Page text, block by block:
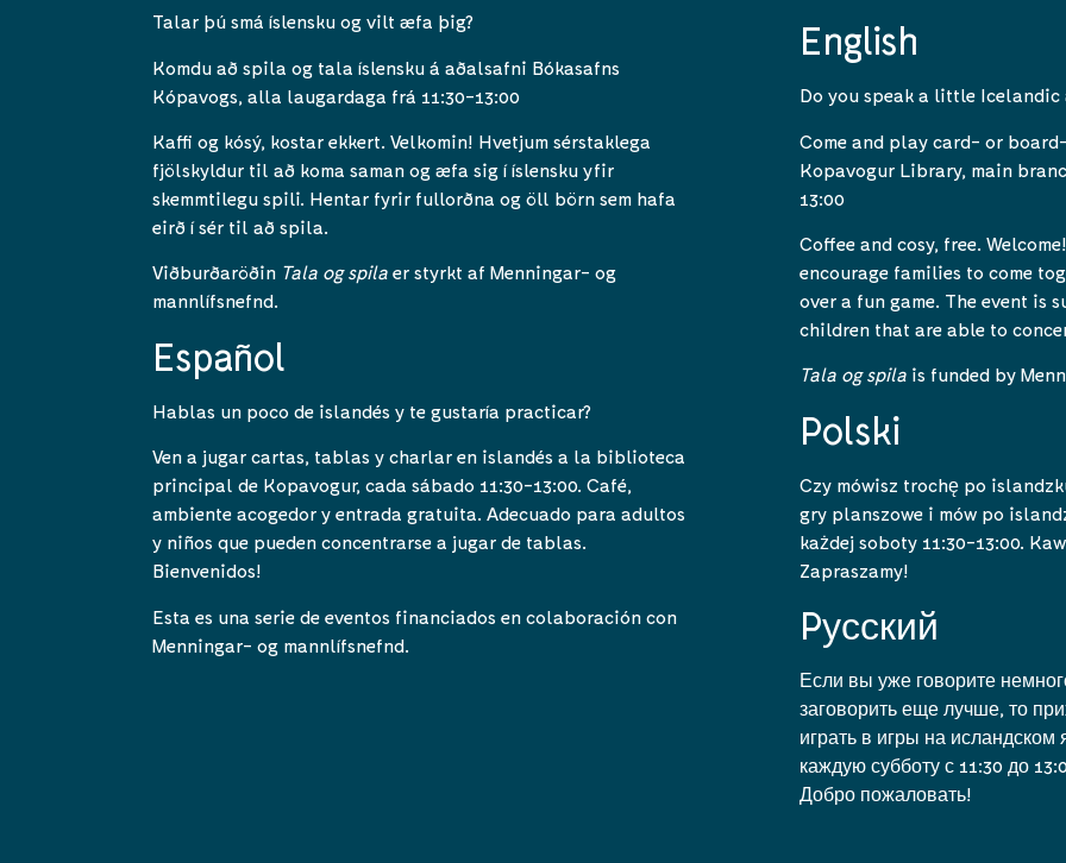
Talar þú smá íslensku og vilt æfa þig?
Komdu að spila og tala íslensku á aðalsafni Bókasafns
Kópavogs, alla laugardaga frá 11:30-13:00
Kaffi og kósý, kostar ekkert. Velkomin! Hvetjum sérstaklega
fjölskyldur til að koma saman og æfa sig í íslensku yfir
skemmtilegu spili. Hentar fyrir fullorðna og öll börn sem hafa
eirð í sér til að spila.
Viðburðaröðin Tala og spila er styrkt af Menningar- og
mannlífsnefnd.
Español
Hablas un poco de islandés y te gustaría practicar?
Ven a jugar cartas, tablas y charlar en islandés a la biblioteca
principal de Kopavogur, cada sábado 11:30-13:00. Café,
ambiente acogedor y entrada gratuita. Adecuado para adultos
y niños que pueden concentrarse a jugar de tablas.
Bienvenidos!
Esta es una serie de eventos financiados en colaboración con
Menningar- og mannlífsnefnd.
English
Do you speak a little
Come and play card- or
Kopavogur Library, main
13:00
Coffee and cosy, free.
encourage families to come
over a fun game. The event is
children that are able to
Tala og spila is funded by
Polski
Czy mówisz trochę po
gry planszowe i mów po
każdej soboty 11:30-13:00.
Zapraszamy!
Pусский
Если вы уже говорите
заговорить еще лучше, то
играть в игры на исландском
каждую субботу с 11:30 до
Добро пожаловать!